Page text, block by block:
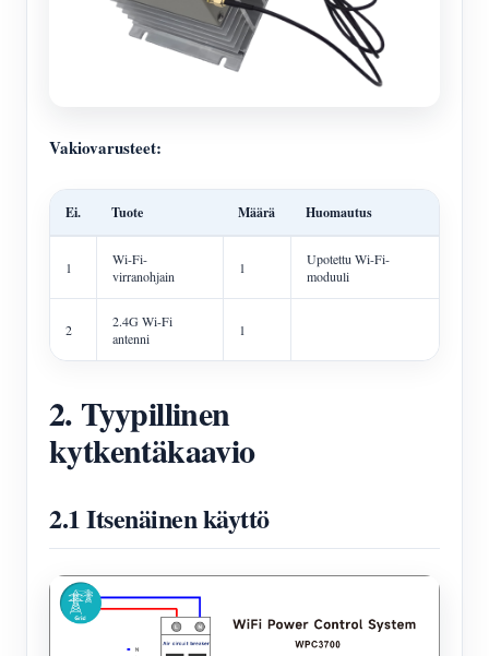
Vakiovarusteet:
Ei. Tuote Määrä Huomautus
1
Wi-Fi-
virranohjain
1
Upotettu Wi-Fi-
moduuli
2
2.4G Wi-Fi
antenni
1
2. Tyypillinen
kytkentäkaavio
2.1 Itsenäinen käyttö